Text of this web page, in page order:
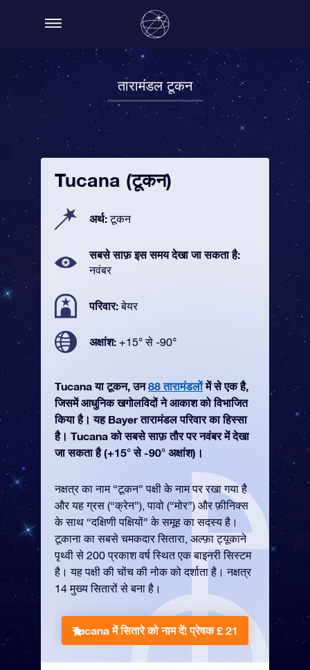
तारामंडल टूकन
Tucana (टूकन)
अर्थ:टूकन
सबसे साफ़ इस समय देखा जा सकता है:
नवंबर
परिवार:बेयर
अक्षांश: +15° से -90°
Tucana या टूकन, उन88 तारामंडलोंमें से एक है,
जिसमें आधुनिक खगोलविदों ने आकाश को विभाजित
किया है। यह Bayer तारामंडल परिवार का हिस्सा
है। Tucana को सबसे साफ़ तौर पर नवंबर में देखा
जा सकता है (+15° से -90° अक्षांश)।
नक्षत्र का नाम “टूकन” पक्षी के नाम पर रखा गया है
और यह ग्रस (“क्रेन”), पावो (“मोर”) और फ़ीनिक्स
के साथ “दक्षिणी पक्षियों” के समूह का सदस्य है।
टूकाना का सबसे चमकदार सितारा, अल्फ़ा ट्यूकाने
पृथ्वी से 200 प्रकाश वर्ष स्थित एक बाइनरी सिस्टम
है। यह पक्षी की चोंच की नोक को दर्शाता है। नक्षत्र
14 मुख्य सितारों से बना है।
Tucana में सितारे को नाम दें!प्रेषक £ 21